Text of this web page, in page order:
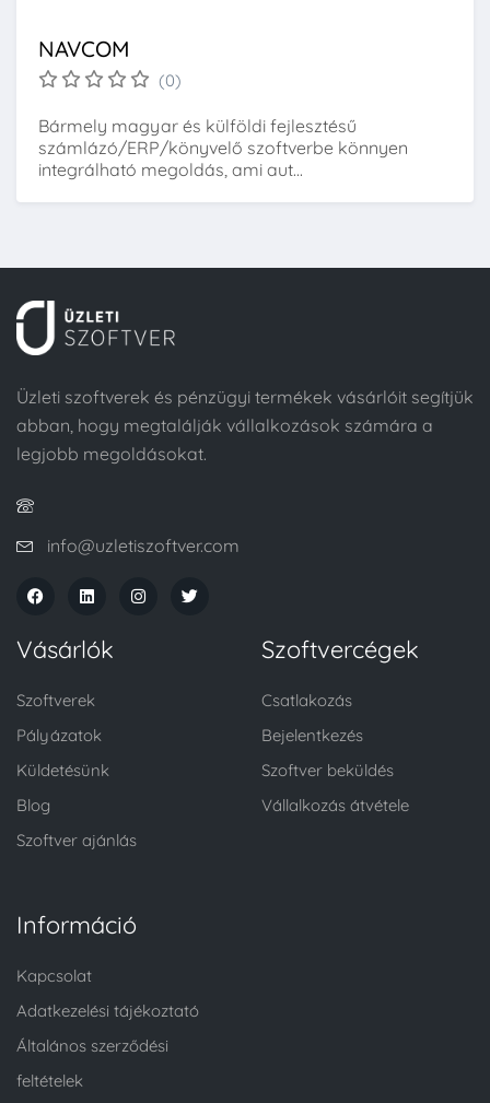
NAVCOM
(0)
Bármely magyar és külföldi fejlesztésű
számlázó/ERP/könyvelő szoftverbe könnyen
integrálható megoldás, ami aut...
Üzleti szoftverek és pénzügyi termékek vásárlóit segítjük
abban, hogy megtalálják vállalkozások számára a
legjobb megoldásokat.
info@uzletiszoftver.com
Vásárlók
Szoftverek
Pályázatok
Küldetésünk
Blog
Szoftver ajánlás
Szoftvercégek
Csatlakozás
Bejelentkezés
Szoftver beküldés
Vállalkozás átvétele
Információ
Kapcsolat
Adatkezelési tájékoztató
Általános szerződési
feltételek